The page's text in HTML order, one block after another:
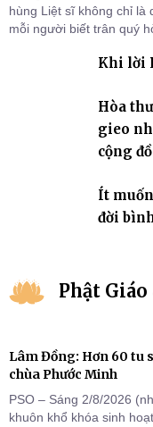
hùng Liệt sĩ không chỉ là
mỗi người biết trân quý
Khi lời
Hòa
gieo
cộng
Ít
đời
Phật
Lâm Đồng: Hơn 60 tu
chùa Phước Minh
PSO – Sáng 2/8/2026
khuôn khổ khóa sinh